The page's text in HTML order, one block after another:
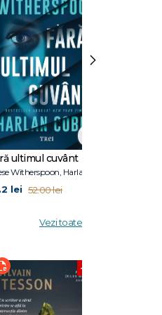
ultimul cuvânt
lei 52.00 lei
›
Vezi toate
-40%